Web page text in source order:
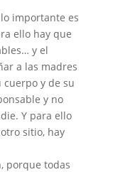
importante es
ello hay que
y el
a las madres
y de su
y no
Y para ello
sitio, hay
porque todas